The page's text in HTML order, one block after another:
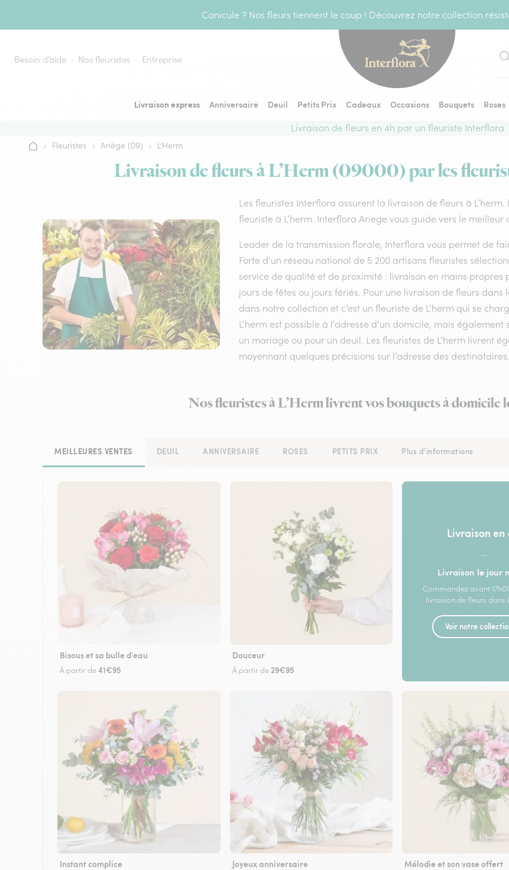
Canicule ? Nos fleurs tiennent le coup ! Découvrez notre collection
Besoin d’aide Nos fleuristes Entreprise
Livraison express Anniversaire Deuil Petits Prix Cadeaux Occasions Bouquets Roses
Livraison de fleurs en 4h par un fleuriste Interflora
Accueil
› Fleuristes › Ariège (09) › L’Herm
Livraison de fleurs à L’Herm (09000) par les
Les fleuristes Interflora assurent la livraison de fleurs à
fleuriste à L’herm. Interflora Ariege vous guide vers le
Leader de la transmission florale, Interflora vous permet de
Forte d’un réseau national de 5 200 artisans fleuristes
service de qualité et de proximité : livraison en mains propres
jours de fêtes ou jours fériés. Pour une livraison de fleurs
dans notre collection et c’est un fleuriste de L’herm qui se
L’herm est possible à l’adresse d’un domicile, mais
un mariage ou pour un deuil. Les fleuristes de L’herm livrent
moyennant quelques précisions sur l’adresse des destinataires.
Nos fleuristes à L’Herm livrent vos bouquets à domicile
MEILLEURES VENTES DEUIL ANNIVERSAIRE ROSES PETITS PRIX Plus d'informations
Bisous et sa bulle d'eau
À partir de41€95
Douceur
À partir de 29€95
Livraison en
—
Livraison le jour
Commandez avant
livraison de fleurs dans
Voir notre
Instant complice Joyeux anniversaire Mélodie et son vase offert